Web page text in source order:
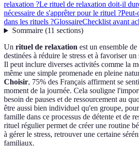
relaxation ?Le rituel de relaxation doit-il
nécessaire de s'apprêter pour le rituel ?Peut-
dans les rituels ?GlossaireChecklist avant
Sommaire(11 sections)
Un rituel de relaxation est un ensemble
destinées à réduire le stress et à favoriser
Il peut inclure diverses activités comme la
même une simple promenade en pleine
Choisir, 75% des Français affirment se
moment de la journée. Cela souligne
besoin de pauses et de ressourcement au
être aussi bien individuel qu'en groupe,
famille dans ce processus de détente et de
rituel régulier permet de créer une routine
à gérer le stress, retrouver une certaine
familiaux.